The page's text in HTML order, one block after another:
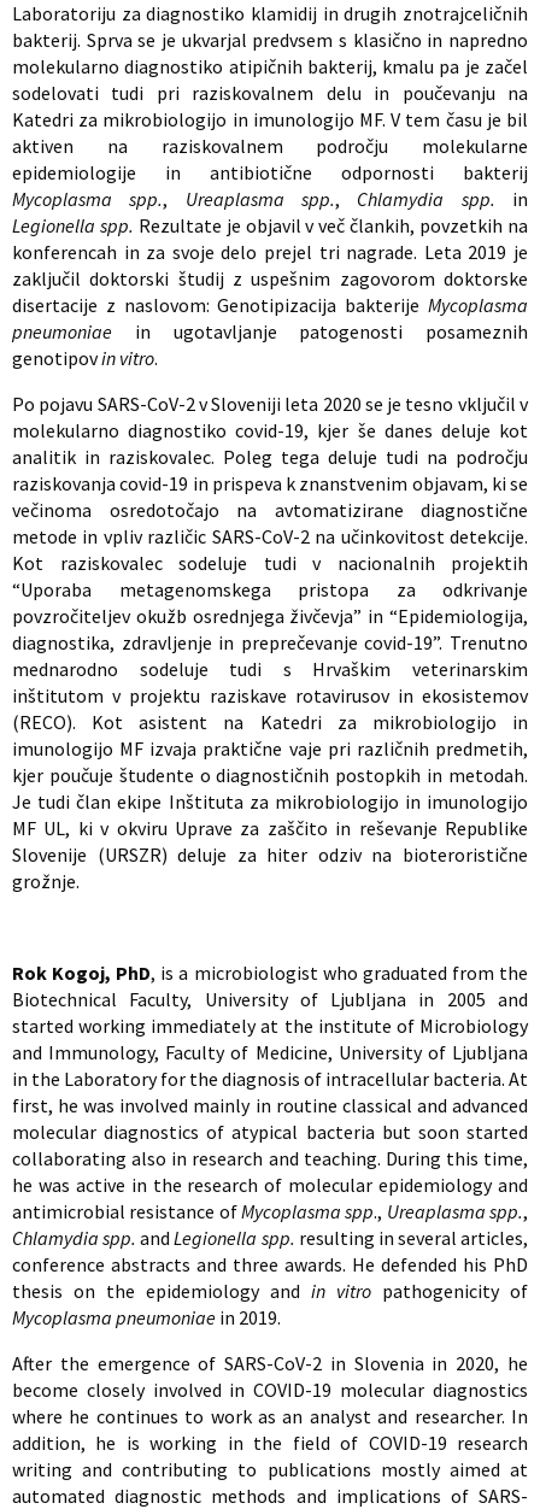
Laboratoriju za diagnostiko klamidij in drugih znotrajceličnih
bakterij. Sprva se je ukvarjal predvsem s klasično in napredno
molekularno diagnostiko atipičnih bakterij, kmalu pa je začel
sodelovati tudi pri raziskovalnem delu in poučevanju na
Katedri za mikrobiologijo in imunologijo MF. V tem času je bil
aktiven na raziskovalnem področju molekularne
epidemiologije in antibiotične odpornosti bakterij
Mycoplasma spp., Ureaplasma spp., Chlamydia spp. in
Legionella spp. Rezultate je objavil v več člankih, povzetkih na
konferencah in za svoje delo prejel tri nagrade. Leta 2019 je
zaključil doktorski študij z uspešnim zagovorom doktorske
disertacije z naslovom: Genotipizacija bakterije Mycoplasma
pneumoniae in ugotavljanje patogenosti posameznih
genotipovin vitro.
Po pojavu SARS-CoV-2 v Sloveniji leta 2020 se je tesno vključil v
molekularno diagnostiko covid-19, kjer še danes deluje kot
analitik in raziskovalec. Poleg tega deluje tudi na področju
raziskovanja covid-19 in prispeva k znanstvenim objavam, ki se
večinoma osredotočajo na avtomatizirane diagnostične
metode in vpliv različic SARS-CoV-2 na učinkovitost detekcije.
Kot raziskovalec sodeluje tudi v nacionalnih projektih
“Uporaba metagenomskega pristopa za odkrivanje
povzročiteljev okužb osrednjega živčevja” in “Epidemiologija,
diagnostika, zdravljenje in preprečevanje covid-19”. Trenutno
mednarodno sodeluje tudi s Hrvaškim veterinarskim
inštitutom v projektu raziskave rotavirusov in ekosistemov
(RECO). Kot asistent na Katedri za mikrobiologijo in
imunologijo MF izvaja praktične vaje pri različnih predmetih,
kjer poučuje študente o diagnostičnih postopkih in metodah.
Je tudi član ekipe Inštituta za mikrobiologijo in imunologijo
MF UL, ki v okviru Uprave za zaščito in reševanje Republike
Slovenije (URSZR) deluje za hiter odziv na bioteroristične
grožnje.
Rok Kogoj, PhD, is a microbiologist who graduated from the
Biotechnical Faculty, University of Ljubljana in 2005 and
started working immediately at the institute of Microbiology
and Immunology, Faculty of Medicine, University of Ljubljana
in the Laboratory for the diagnosis of intracellular bacteria. At
first, he was involved mainly in routine classical and advanced
molecular diagnostics of atypical bacteria but soon started
collaborating also in research and teaching. During this time,
he was active in the research of molecular epidemiology and
antimicrobial resistance ofMycoplasma spp., Ureaplasma spp.,
Chlamydia spp. andLegionella spp. resulting in several articles,
conference abstracts and three awards. He defended his PhD
thesis on the epidemiology and in vitro pathogenicity of
Mycoplasma pneumoniae in 2019.
After the emergence of SARS-CoV-2 in Slovenia in 2020, he
become closely involved in COVID-19 molecular diagnostics
where he continues to work as an analyst and researcher. In
addition, he is working in the field of COVID-19 research
writing and contributing to publications mostly aimed at
automated diagnostic methods and implications of SARS-